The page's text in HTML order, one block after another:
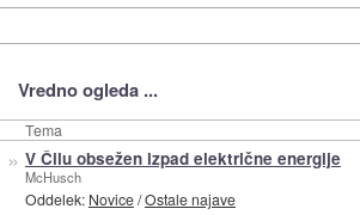
Vredno ogleda ...
Tema
» V Čilu obsežen izpad električne energije
McHusch
Oddelek: Novice/Ostale najave